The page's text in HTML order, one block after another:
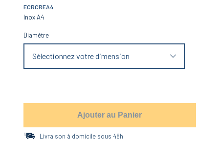
ECRCREA4
Inox A4
Diamètre
Sélectionnez votre dimension
Ajouter au Panier
Livraison à domicile sous 48h